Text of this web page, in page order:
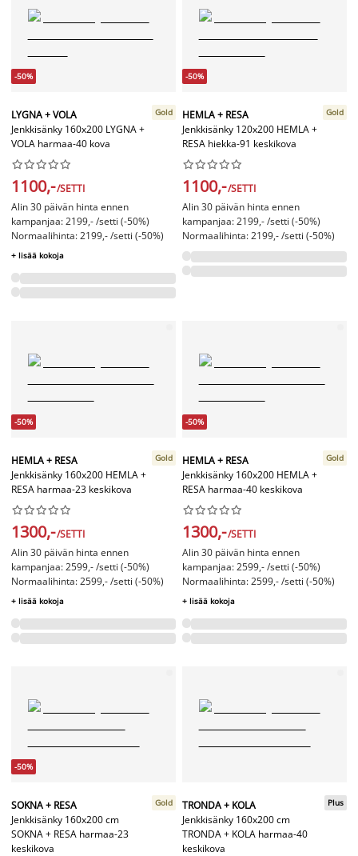
-50%
LYGNA + VOLA
Jenkkisänky 160x200 LYGNA +
VOLA harmaa-40 kova
Gold






1100,-/SETTI
Alin 30 päivän hinta ennen
kampanjaa: 2199,- /setti (-50%)
Normaalihinta: 2199,- /setti (-50%)
+ lisää kokoja
-50%
HEMLA + RESA
Jenkkisänky 120x200 HEMLA +
RESA hiekka-91 keskikova
Gold






1100,-/SETTI
Alin 30 päivän hinta ennen
kampanjaa: 2199,- /setti (-50%)
Normaalihinta: 2199,- /setti (-50%)
-50%
HEMLA + RESA
Jenkkisänky 160x200 HEMLA +
RESA harmaa-23 keskikova
Gold






1300,-/SETTI
Alin 30 päivän hinta ennen
kampanjaa: 2599,- /setti (-50%)
Normaalihinta: 2599,- /setti (-50%)
+ lisää kokoja
-50%
HEMLA + RESA
Jenkkisänky 160x200 HEMLA +
RESA harmaa-40 keskikova
Gold






1300,-/SETTI
Alin 30 päivän hinta ennen
kampanjaa: 2599,- /setti (-50%)
Normaalihinta: 2599,- /setti (-50%)
+ lisää kokoja
-50%
SOKNA + RESA
Jenkkisänky 160x200 cm
SOKNA + RESA harmaa-23
keskikova
Gold
TRONDA + KOLA
Jenkkisänky 160x200 cm
TRONDA + KOLA harmaa-40
keskikova
Plus